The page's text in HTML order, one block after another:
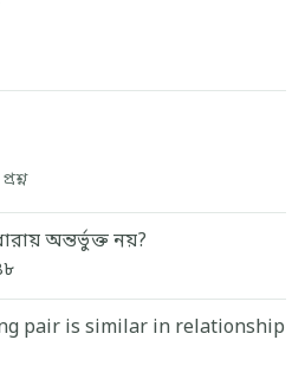
অন্তর্ভুক্ত নয়?
pair is similar in relationship